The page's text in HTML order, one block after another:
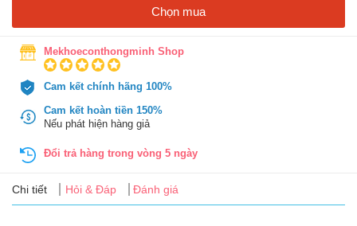
cho
Đồ
dùng
trong
tức
Chọn mua
Mekhoeconthongminh Shop
Cam kết chính hãng 100%
Cam kết hoàn tiền 150%
Nếu phát hiện hàng giả
Đổi trả hàng trong vòng 5 ngày
Chi tiết Hỏi & Đáp Đánh giá